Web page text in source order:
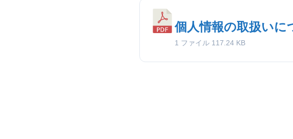
個人情報の取扱いに
1 ファイル 117.24 KB